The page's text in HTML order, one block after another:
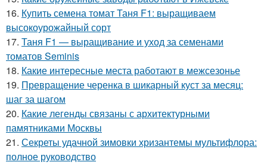
16. Купить семена томат Таня F1: выращиваем
высокоурожайный сорт
17. Таня F1 — выращивание и уход за семенами
томатов Seminis
18. Какие интересные места работают в межсезонье
19. Превращение черенка в шикарный куст за месяц:
шаг за шагом
20. Какие легенды связаны с архитектурными
памятниками Москвы
21. Секреты удачной зимовки хризантемы мультифлора:
полное руководство